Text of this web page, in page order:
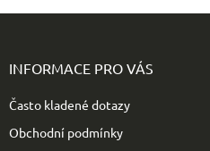
INFORMACE PRO VÁS
Často kladené dotazy
Obchodní podmínky